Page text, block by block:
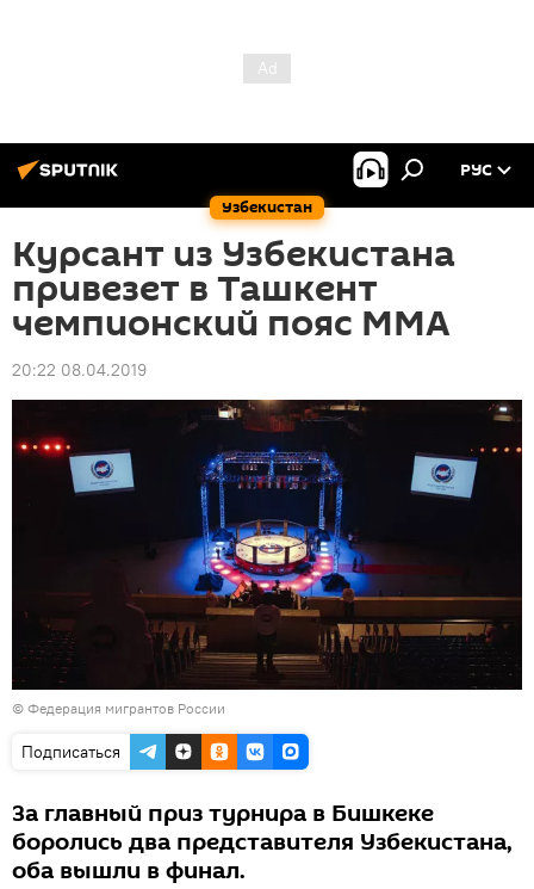
Узбекистан
РУС
Курсант из Узбекистана
привезет в Ташкент
чемпионский пояс ММА
20:22 08.04.2019
© Федерация мигрантов России
Подписаться
За главный приз турнира в Бишкеке
боролись два представителя Узбекистана,
оба вышли в финал.